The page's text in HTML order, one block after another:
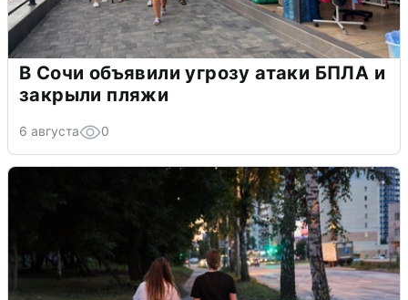
В Сочи объявили угрозу атаки БПЛА и
закрыли пляжи
6 августа 0